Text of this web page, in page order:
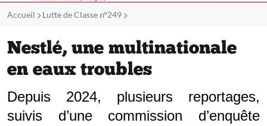
Accueil Lutte de Classe n°249
Nestlé, une multinationale
en eaux troubles
Depuis 2024, plusieurs reportages,
suivis d’une commission d’enquête